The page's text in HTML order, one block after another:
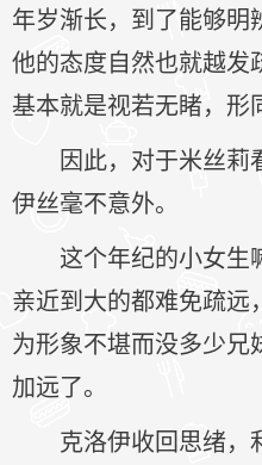
年岁渐长，到了能够
他的态度自然也就越发
基本就是视若无睹，形
因此，对于米丝莉
伊丝毫不意外。
这个年纪的小女生
亲近到大的都难免疏远
为形象不堪而没多少兄
加远了。
克洛伊收回思绪，